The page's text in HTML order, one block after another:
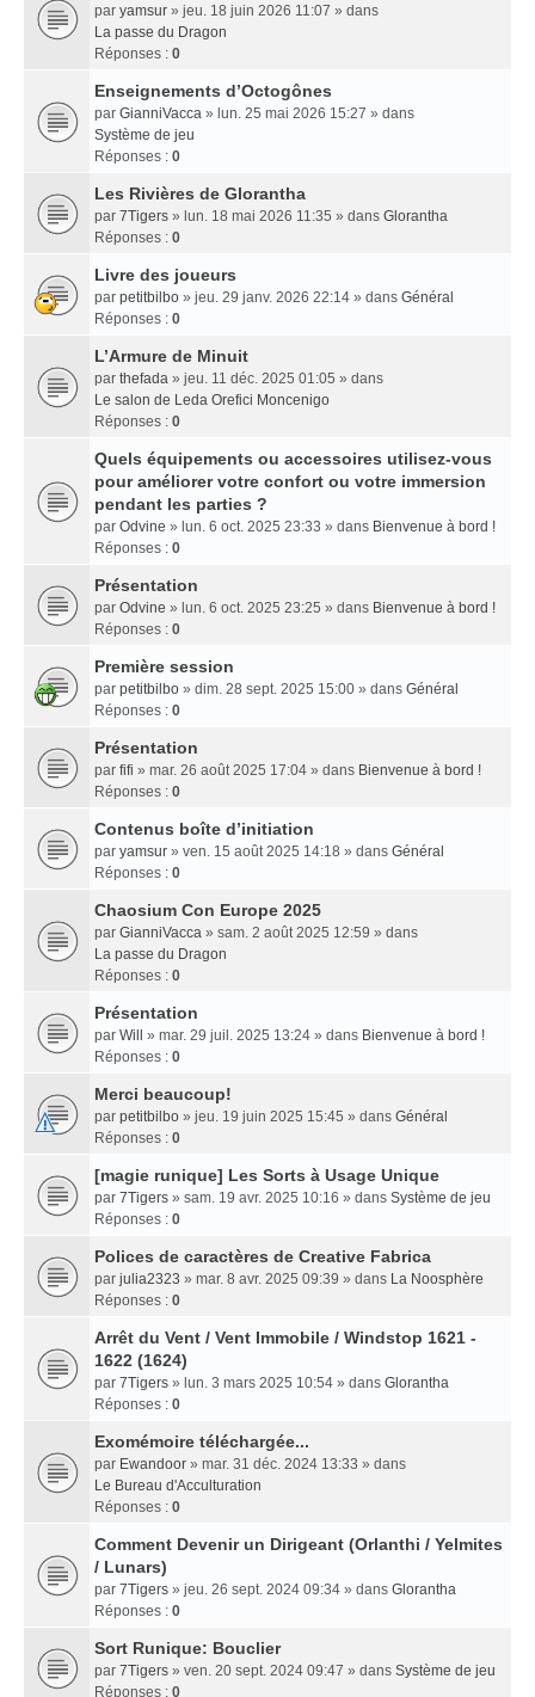
par yamsur » jeu. 18 juin 2026 11:07 » dans
La passe du Dragon
Réponses : 0
Enseignements dʼOctogônes
par GianniVacca » lun. 25 mai 2026 15:27 » dans
Système de jeu
Réponses : 0
Les Rivières de Glorantha
par 7Tigers » lun. 18 mai 2026 11:35 » dans Glorantha
Réponses : 0
Livre des joueurs
par petitbilbo » jeu. 29 janv. 2026 22:14 » dans Général
Réponses : 0
L’Armure de Minuit
par thefada » jeu. 11 déc. 2025 01:05 » dans
Le salon de Leda Orefici Moncenigo
Réponses : 0
Quels équipements ou accessoires utilisez-vous
pour améliorer votre confort ou votre immersion
pendant les parties ?
par Odvine » lun. 6 oct. 2025 23:33 » dans Bienvenue à bord !
Réponses : 0
Présentation
par Odvine » lun. 6 oct. 2025 23:25 » dans Bienvenue à bord !
Réponses : 0
Première session
par petitbilbo » dim. 28 sept. 2025 15:00 » dans Général
Réponses : 0
Présentation
par fifi » mar. 26 août 2025 17:04 » dans Bienvenue à bord !
Réponses : 0
Contenus boîte d’initiation
par yamsur » ven. 15 août 2025 14:18 » dans Général
Réponses : 0
Chaosium Con Europe 2025
par GianniVacca » sam. 2 août 2025 12:59 » dans
La passe du Dragon
Réponses : 0
Présentation
par Will » mar. 29 juil. 2025 13:24 » dans Bienvenue à bord !
Réponses : 0
Merci beaucoup!
par petitbilbo » jeu. 19 juin 2025 15:45 » dans Général
Réponses : 0
[magie runique] Les Sorts à Usage Unique
par 7Tigers » sam. 19 avr. 2025 10:16 » dans Système de jeu
Réponses : 0
Polices de caractères de Creative Fabrica
par julia2323 » mar. 8 avr. 2025 09:39 » dans La Noosphère
Réponses : 0
Arrêt du Vent / Vent Immobile / Windstop 1621 -
1622 (1624)
par 7Tigers » lun. 3 mars 2025 10:54 » dans Glorantha
Réponses : 0
Exomémoire téléchargée...
par Ewandoor » mar. 31 déc. 2024 13:33 » dans
Le Bureau d'Acculturation
Réponses : 0
Comment Devenir un Dirigeant (Orlanthi / Yelmites
/ Lunars)
par 7Tigers » jeu. 26 sept. 2024 09:34 » dans Glorantha
Réponses : 0
Sort Runique: Bouclier
par 7Tigers » ven. 20 sept. 2024 09:47 » dans Système de jeu
Réponses : 0